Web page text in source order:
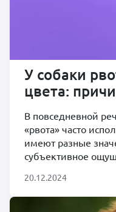
У собаки
цвета:
В повседневной
«рвота» часто
имеют разные
субъективное
20.12.2024